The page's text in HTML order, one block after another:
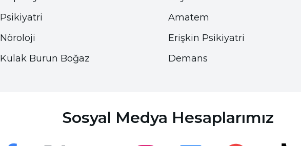
Yazı Boyutu 100 %
Psikiyatri
Nöroloji
Kulak Burun Boğaz
Amatem
Erişkin Psikiyatri
Demans
Sosyal Medya Hesaplarımız
Yazı Boyutu 100 %